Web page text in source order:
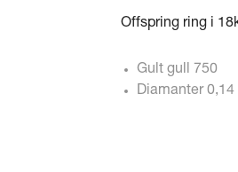
Offspring ring i
Gult gull 750
Diamanter 0,14